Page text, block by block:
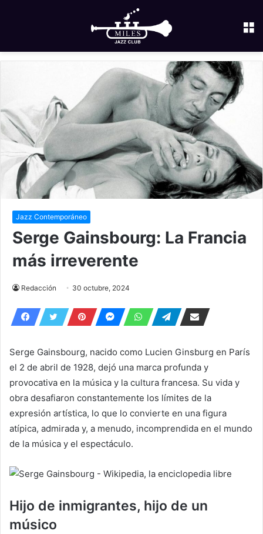
Jazz Contemporáneo
Serge Gainsbourg: La Francia
más irreverente
Redacción 30 octubre, 2024
Serge Gainsbourg, nacido como Lucien Ginsburg en París
el 2 de abril de 1928, dejó una marca profunda y
provocativa en la música y la cultura francesa. Su vida y
obra desafiaron constantemente los límites de la
expresión artística, lo que lo convierte en una figura
atípica, admirada y, a menudo, incomprendida en el mundo
de la música y el espectáculo.
Hijo de inmigrantes, hijo de un
músico